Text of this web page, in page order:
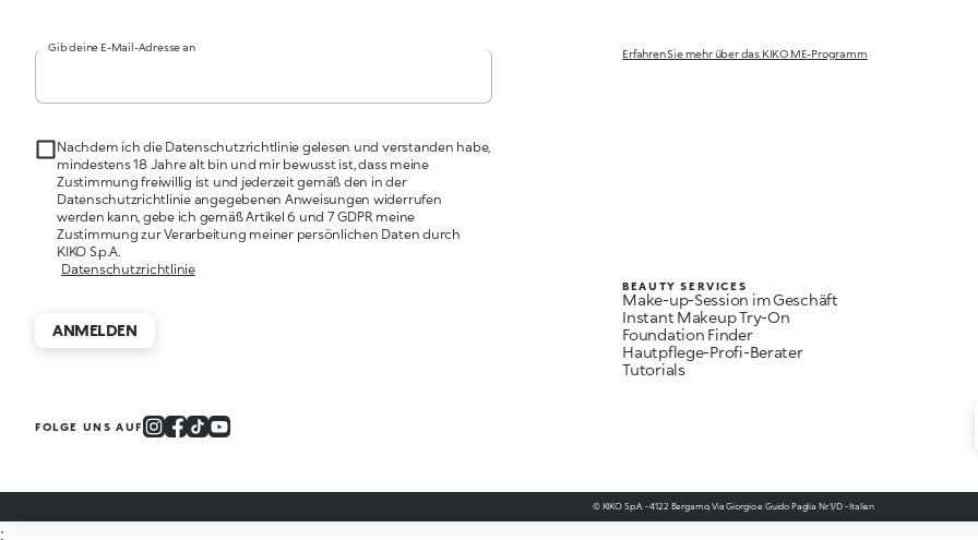
Gib deine E-Mail-Adresse an
Nachdem ich die Datenschutzrichtlinie gelesen und verstanden habe,
mindestens 18 Jahre alt bin und mir bewusst ist, dass meine
Zustimmung freiwillig ist und jederzeit gemäß den in der
Datenschutzrichtlinie angegebenen Anweisungen widerrufen
werden kann, gebe ich gemäß Artikel 6 und 7 GDPR meine
Zustimmung zur Verarbeitung meiner persönlichen Daten durch
KIKO S.p.A.
Datenschutzrichtlinie
ANMELDEN
Erfahren Sie mehr über das KIKO ME-Programm
BEAUTY SERVICES
Make-up-Session im Geschäft
Instant Makeup Try-On
Foundation Finder
Hautpflege-Profi-Berater
Tutorials
FOLGE UNS AUF
© KIKO S.p.A. - 4122 Bergamo, Via Giorgio e Guido Paglia Nr. 1/D - Italien
;